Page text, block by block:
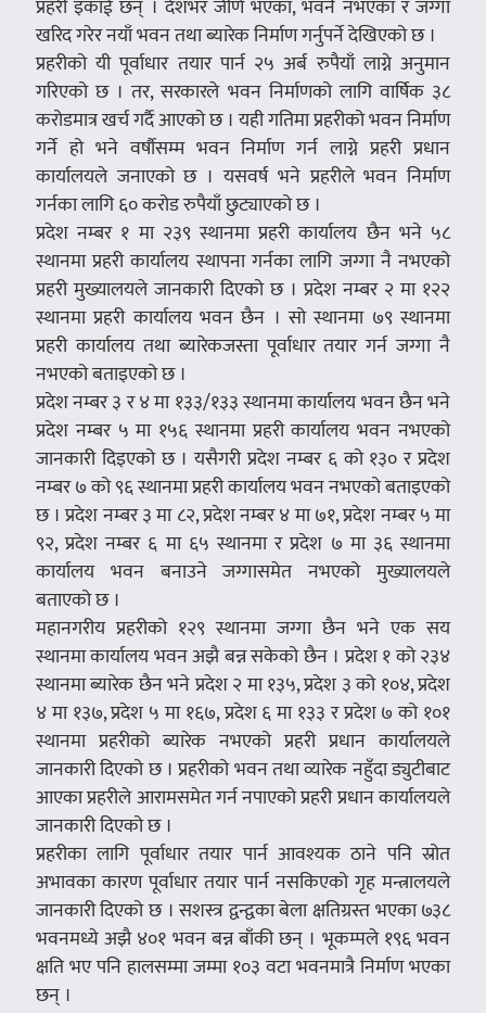
प्रहरी इकाई छन् । देशभर जीर्ण भएका, भवनै नभएका र जग्गा
खरिद गरेर नयाँ भवन तथा ब्यारेक निर्माण गर्नुपर्ने देखिएको छ ।
प्रहरीको यी पूर्वाधार तयार पार्न २५ अर्ब रुपैयाँ लाग्ने अनुमान
गरिएको छ । तर, सरकारले भवन निर्माणको लागि वार्षिक ३८
करोडमात्र खर्च गर्दै आएको छ । यही गतिमा प्रहरीको भवन निर्माण
गर्ने हो भने वर्षौसम्म भवन निर्माण गर्न लाग्ने प्रहरी प्रधान
कार्यालयले जनाएको छ । यसवर्ष भने प्रहरीले भवन निर्माण
गर्नका लागि ६० करोड रुपैयाँ छुट्याएको छ ।
प्रदेश नम्बर १ मा २३९ स्थानमा प्रहरी कार्यालय छैन भने ५८
स्थानमा प्रहरी कार्यालय स्थापना गर्नका लागि जग्गा नै नभएको
प्रहरी मुख्यालयले जानकारी दिएको छ । प्रदेश नम्बर २ मा १२२
स्थानमा प्रहरी कार्यालय भवन छैन । सो स्थानमा ७९ स्थानमा
प्रहरी कार्यालय तथा ब्यारेकजस्ता पूर्वाधार तयार गर्न जग्गा नै
नभएको बताइएको छ ।
प्रदेश नम्बर ३ र ४ मा १३३/१३३ स्थानमा कार्यालय भवन छैन भने
प्रदेश नम्बर ५ मा १५६ स्थानमा प्रहरी कार्यालय भवन नभएको
जानकारी दिइएको छ । यसैगरी प्रदेश नम्बर ६ को १३० र प्रदेश
नम्बर ७ को ९६ स्थानमा प्रहरी कार्यालय भवन नभएको बताइएको
छ । प्रदेश नम्बर ३ मा ८२, प्रदेश नम्बर ४ मा ७१, प्रदेश नम्बर ५ मा
९२, प्रदेश नम्बर ६ मा ६५ स्थानमा र प्रदेश ७ मा ३६ स्थानमा
कार्यालय भवन बनाउने जग्गासमेत नभएको मुख्यालयले
बताएको छ ।
महानगरीय प्रहरीको १२९ स्थानमा जग्गा छैन भने एक सय
स्थानमा कार्यालय भवन अझै बन्न सकेको छैन । प्रदेश १ को २३४
स्थानमा ब्यारेक छैन भने प्रदेश २ मा १३५, प्रदेश ३ को १०४, प्रदेश
४ मा १३७, प्रदेश ५ मा १६७, प्रदेश ६ मा १३३ र प्रदेश ७ को १०१
स्थानमा प्रहरीको ब्यारेक नभएको प्रहरी प्रधान कार्यालयले
जानकारी दिएको छ । प्रहरीको भवन तथा व्यारेक नहुँदा ड्युटीबाट
आएका प्रहरीले आरामसमेत गर्न नपाएको प्रहरी प्रधान कार्यालयले
जानकारी दिएको छ ।
प्रहरीका लागि पूर्वाधार तयार पार्न आवश्यक ठाने पनि स्रोत
अभावका कारण पूर्वाधार तयार पार्न नसकिएको गृह मन्त्रालयले
जानकारी दिएको छ । सशस्त्र द्वन्द्वका बेला क्षतिग्रस्त भएका ७३८
भवनमध्ये अझै ४०१ भवन बन्न बाँकी छन् । भूकम्पले १९६ भवन
क्षति भए पनि हालसम्मा जम्मा १०३ वटा भवनमात्रै निर्माण भएका
छन् ।